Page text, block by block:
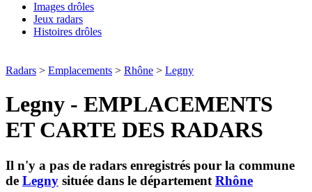
Images drôles
Jeux radars
Histoires drôles
Radars > Emplacements > Rhône > Legny
Legny - EMPLACEMENTS
ET CARTE DES RADARS
Il n'y a pas de radars enregistrés pour la commune
de Legny située dans le département Rhône